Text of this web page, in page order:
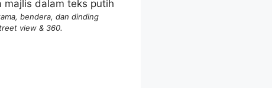
bendera, dan dinding
view & 360.